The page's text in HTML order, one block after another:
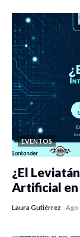
EVENTOS
¿El
Artificial en
Laura Gutiérrez -Ago